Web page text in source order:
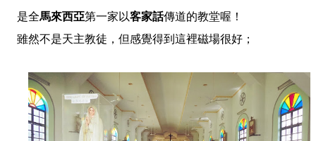
是全馬來西亞第一家以客家話傳道的教堂喔！
雖然不是天主教徒，但感覺得到這裡磁場很好；